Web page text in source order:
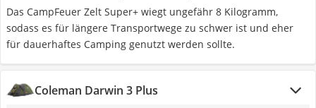
Das CampFeuer Zelt Super+ wiegt ungefähr 8 Kilogramm,
sodass es für längere Transportwege zu schwer ist und eher
für dauerhaftes Camping genutzt werden sollte.
Coleman Darwin 3 Plus